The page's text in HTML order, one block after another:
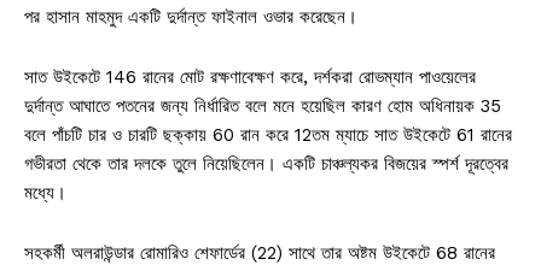
পর হাসান মাহমুদ একটি দুর্দান্ত ফাইনাল ওভার করেছেন।
সাত উইকেটে 146 রানের মোট রক্ষণাবেক্ষণ করে, দর্শকরা রোভম্যান পাওয়েলের
দুর্দান্ত আঘাতে পতনের জন্য নির্ধারিত বলে মনে হয়েছিল কারণ হোম অধিনায়ক 35
বলে পাঁচটি চার ও চারটি ছক্কায় 60 রান করে 12তম ম্যাচে সাত উইকেটে 61 রানের
গভীরতা থেকে তার দলকে তুলে নিয়েছিলেন। একটি চাঞ্চল্যকর বিজয়ের স্পর্শ দূরত্বের
মধ্যে।
সহকর্মী অলরাউন্ডার রোমারিও শেফার্ডের (22) সাথে তার অষ্টম উইকেটে 68 রানের